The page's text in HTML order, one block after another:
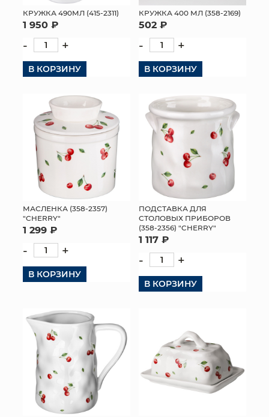
КРУЖКА 490МЛ (415-2311)
1 950 ₽
- +
В КОРЗИНУ
КРУЖКА 400 МЛ (358-2169)
502 ₽
- +
В КОРЗИНУ
МАСЛЕНКА (358-2357)
"CHERRY"
1 299 ₽
- +
В КОРЗИНУ
ПОДСТАВКА ДЛЯ
СТОЛОВЫХ ПРИБОРОВ
(358-2356) "CHERRY"
1 117 ₽
- +
В КОРЗИНУ